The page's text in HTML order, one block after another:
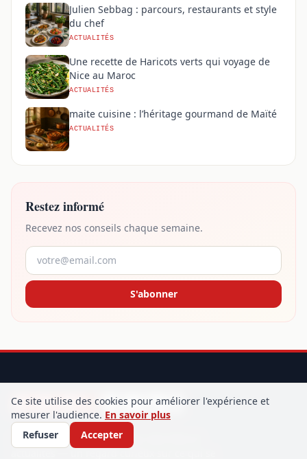
Julien Sebbag : parcours, restaurants et style
du chef
ACTUALITÉS
Une recette de Haricots verts qui voyage de
Nice au Maroc
ACTUALITÉS
maite cuisine : l’héritage gourmand de Maïté
ACTUALITÉS
Restez informé
Recevez nos conseils chaque semaine.
S'abonner
Voyages, cuisines du monde, bien-être et
Ce site utilise des cookies pour améliorer l'expérience et
mesurer l'audience. En savoir plus
Refuser
Accepter